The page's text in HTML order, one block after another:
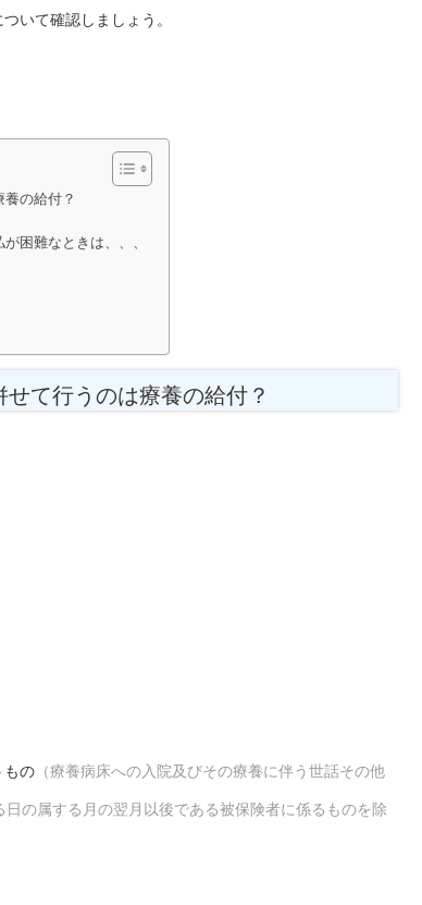
いて確認しましょう。
の給付？
困難なときは、、、
て行うのは療養の給付？
もの （療養病床への入院及びその療養に伴う世話その他
の属する月の翌月以後である被保険者に係るものを除